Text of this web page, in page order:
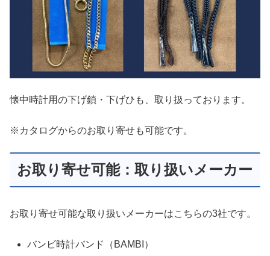
懐中時計用の下げ鎖・下げひも、取り扱っております。
※カタログからのお取り寄せも可能です。
お取り寄せ可能：取り扱いメーカー
お取り寄せ可能な取り扱いメーカーはこちらの3社です。
バンビ時計バンド（BAMBI）